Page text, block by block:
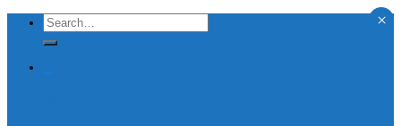
Skip
content
Search
for:
×